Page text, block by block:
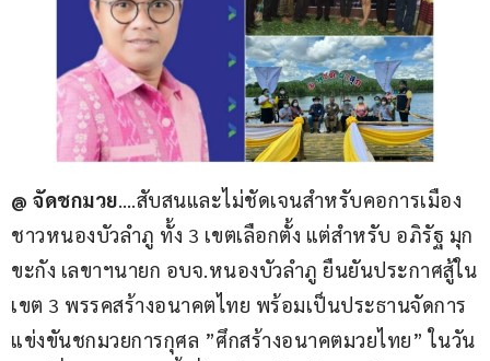
@ จัดชกมวย….สับสนและไม่ชัดเจนสำหรับคอการเมือง
ชาวหนองบัวลำภู ทั้ง 3 เขตเลือกตั้ง แต่สำหรับ อภิรัฐ มุก
ขะกัง เลขาฯนายก อบจ.หนองบัวลำภู ยืนยันประกาศสู้ใน
เขต 3 พรรคสร้างอนาคตไทย พร้อมเป็นประธานจัดการ
แข่งขันชกมวยการกุศล ”ศึกสร้างอนาคตมวยไทย” ในวัน